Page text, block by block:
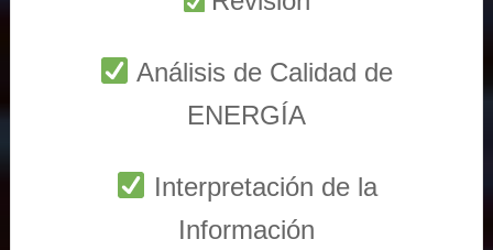
Análisis de Calidad de
ENERGÍA
Interpretación de la
Información